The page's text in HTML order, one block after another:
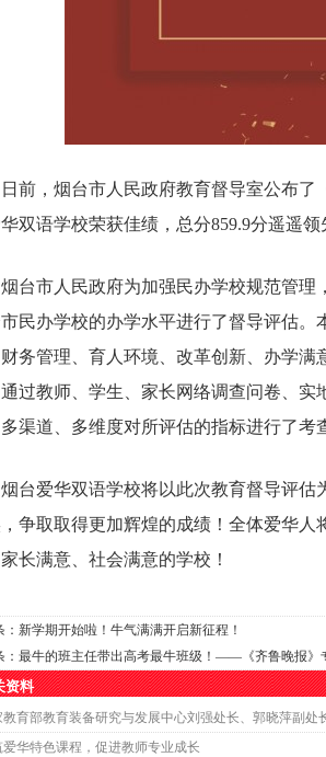
烟台市人民政府教育督导室公布了《
双语学校荣获佳绩，总分859.9分遥遥
人民政府为加强民办学校规范管理，
民办学校的办学水平进行了督导评估
务管理、育人环境、改革创新、办学
过教师、学生、家长网络调查问卷、
渠道、多维度对所评估的指标进行了考
华双语学校将以此次教育督导评估为
争取取得更加辉煌的成绩！全体爱华
长满意、社会满意的学校！
新学期开始啦！牛气满满开启新征程！
最牛的班主任带出高考最牛班级！——《齐鲁晚报》
资料
教育部教育装备研究与发展中心刘强处长、郭晓萍副处
爱华特色课程，促进教师专业成长